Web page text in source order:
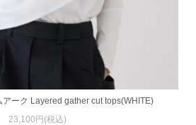
アーク Layered gather cut tops(WHITE)
23,100円(税込)